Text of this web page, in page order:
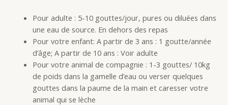
Pour adulte : 5-10 gouttes/jour, pures ou diluées dans
une eau de source. En dehors des repas
Pour votre enfant: A partir de 3 ans : 1 goutte/année
d’âge; A partir de 10 ans : Voir adulte
Pour votre animal de compagnie : 1-3 gouttes/ 10kg
de poids dans la gamelle d’eau ou verser quelques
gouttes dans la paume de la main et caresser votre
animal qui se lèche